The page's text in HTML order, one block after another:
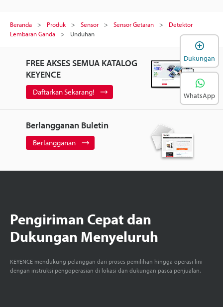
Beranda Produk Sensor Sensor Getaran
Detektor
Lembaran Ganda
Unduhan
FREE AKSES SEMUA KATALOG
KEYENCE
Daftarkan Sekarang!
Berlangganan Buletin
Berlangganan
Pengiriman Cepat dan
Dukungan Menyeluruh
KEYENCE mendukung pelanggan dari proses pemilihan hingga operasi lini
dengan instruksi pengoperasian di lokasi dan dukungan pasca penjualan.
Dukungan
WhatsApp